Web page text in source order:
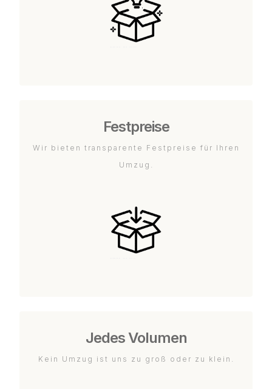
Festpreise
Wir bieten transparente Festpreise für Ihren
Umzug.
Jedes Volumen
Kein Umzug ist uns zu groß oder zu klein.